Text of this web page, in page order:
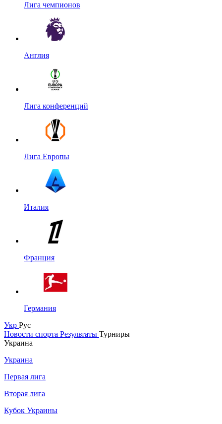
Лига чемпионов
Англия
Лига конференций
Лига Европы
Италия
Франция
Германия
Укр Рус
Новости спорта Результаты Турниры
Украина
Украина
Первая лига
Вторая лига
Кубок Украины